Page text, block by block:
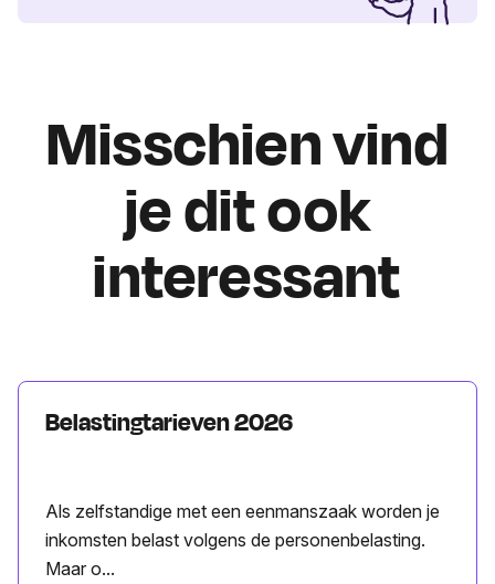
Misschien vind
je dit ook
interessant
Belastingtarieven 2026
Als zelfstandige met een eenmanszaak worden je
inkomsten belast volgens de personenbelasting.
Maar o...